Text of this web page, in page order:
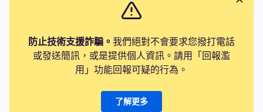
防止技術支援詐騙。 我們絕對不會要求您撥打電話
或發送簡訊，或是提供個人資訊。請用「回報濫
用」功能回報可疑的行為。
了解更多